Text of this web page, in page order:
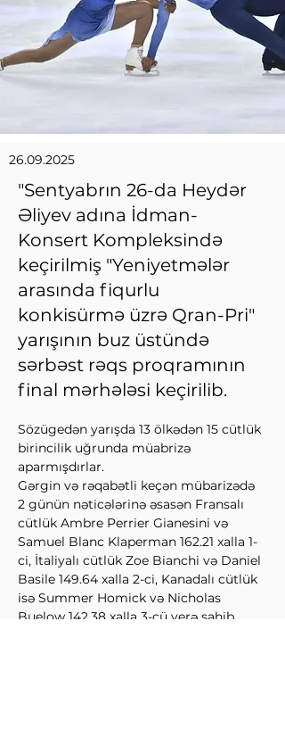
26.09.2025
"Sentyabrın 26-da Heydər
Əliyev adına İdman-
Konsert Kompleksində
keçirilmiş "Yeniyetmələr
arasında fiqurlu
konkisürmə üzrə Qran-Pri"
yarışının buz üstündə
sərbəst rəqs proqramının
final mərhələsi keçirilib.
Sözügedən yarışda 13 ölkədən 15 cütlük
birincilik uğrunda müabrizə
aparmışdırlar.
Gərgin və rəqabətli keçən mübarizədə
2 günün nəticələrinə əsasən Fransalı
cütlük Ambre Perrier Gianesini və
Samuel Blanc Klaperman 162.21 xalla 1-
ci, İtaliyalı cütlük Zoe Bianchi və Daniel
Basile 149.64 xalla 2-ci, Kanadalı cütlük
isə Summer Homick və Nicholas
Buelow 142.38 xalla 3-cü yerə sahib